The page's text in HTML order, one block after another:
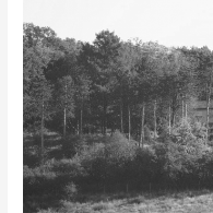
zu
seinem
Grundstück
kam